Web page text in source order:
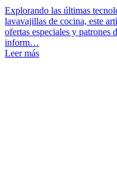
Explorando las últimas
lavavajillas de cocina, este
ofertas especiales y patrones
inform…
Leer más